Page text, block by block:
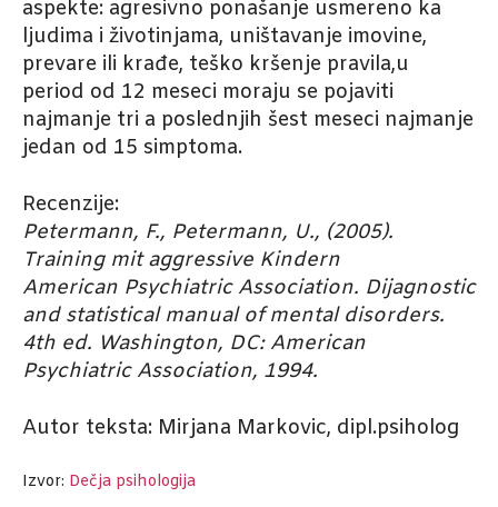
aspekte: agresivno ponašanje usmereno ka
ljudima i životinjama, uništavanje imovine,
prevare ili krađe, teško kršenje pravila,u
period od 12 meseci moraju se pojaviti
najmanje tri a poslednjih šest meseci najmanje
jedan od 15 simptoma.
Recenzije:
Petermann, F., Petermann, U., (2005).
Training mit aggressive Kindern
American Psychiatric Association. Dijagnostic
and statistical manual of mental disorders.
4th ed. Washington, DC: American
Psychiatric Association, 1994.
Autor teksta: Mirjana Markovic, dipl.psiholog
Izvor: Dečja psihologija